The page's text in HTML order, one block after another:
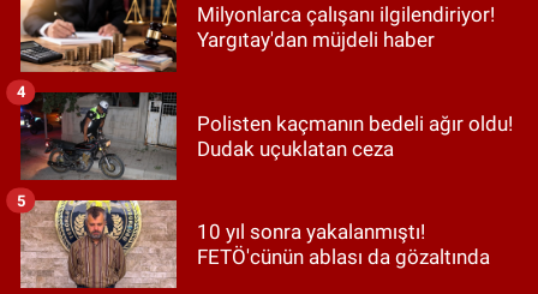
Milyonlarca çalışanı ilgilendiriyor!
Yargıtay'dan müjdeli haber
Polisten kaçmanın bedeli ağır oldu!
Dudak uçuklatan ceza
4
10 yıl sonra yakalanmıştı!
FETÖ'cünün ablası da gözaltında
5